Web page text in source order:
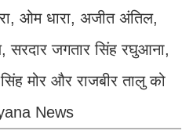
ओम धारा, अजीत अंतिल,
सरदार जगतार सिंह रघुआना,
मोर और राजबीर तालु को
News